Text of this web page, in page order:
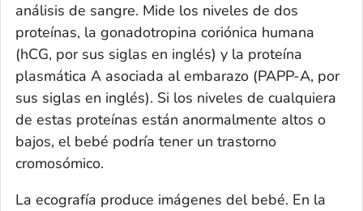
análisis de sangre. Mide los niveles de dos
proteínas, la gonadotropina coriónica humana
(hCG, por sus siglas en inglés) y la proteína
plasmática A asociada al embarazo (PAPP-A, por
sus siglas en inglés). Si los niveles de cualquiera
de estas proteínas están anormalmente altos o
bajos, el bebé podría tener un trastorno
cromosómico.
La ecografía produce imágenes del bebé. En la